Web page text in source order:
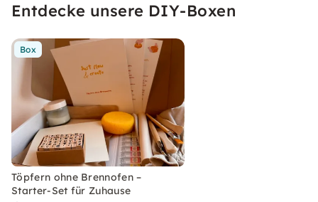
Entdecke unsere DIY-Boxen
Box
Töpfern ohne Brennofen –
Starter-Set für Zuhause